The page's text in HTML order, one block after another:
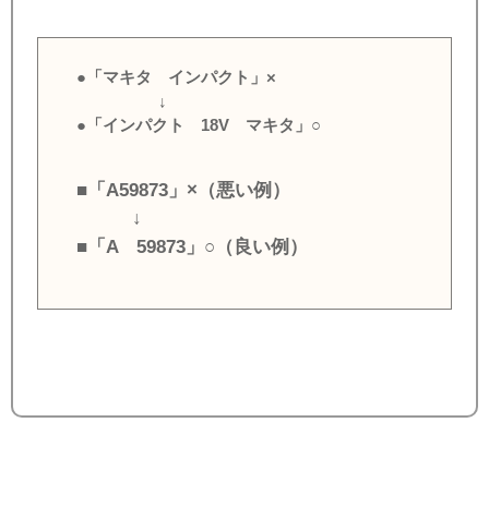
●「マキタ インパクト」×
↓
●「インパクト 18V マキタ」○
■「A59873」×（悪い例）
↓
■「A 59873」○（良い例）